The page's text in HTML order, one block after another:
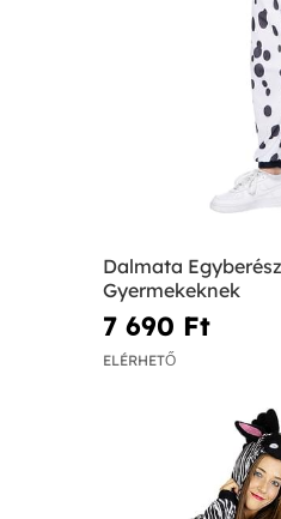
Dalmata
Gyermekeknek
7 690 Ft‎
ELÉRHETŐ